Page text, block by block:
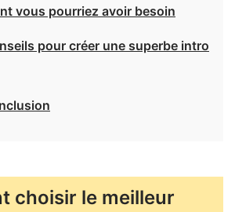
vous pourriez avoir besoin
pour créer une superbe intro
choisir le meilleur